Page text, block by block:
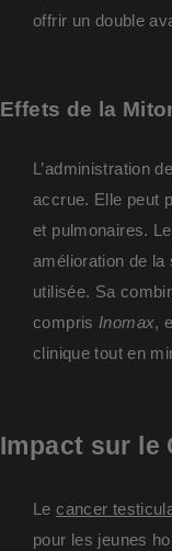
offrir un double
Effets de la
L’administration de
accrue. Elle peut
et pulmonaires.
amélioration de la
utilisée. Sa
compris Inomax,
clinique tout en
Impact sur le
Lecancer
pour les jeunes